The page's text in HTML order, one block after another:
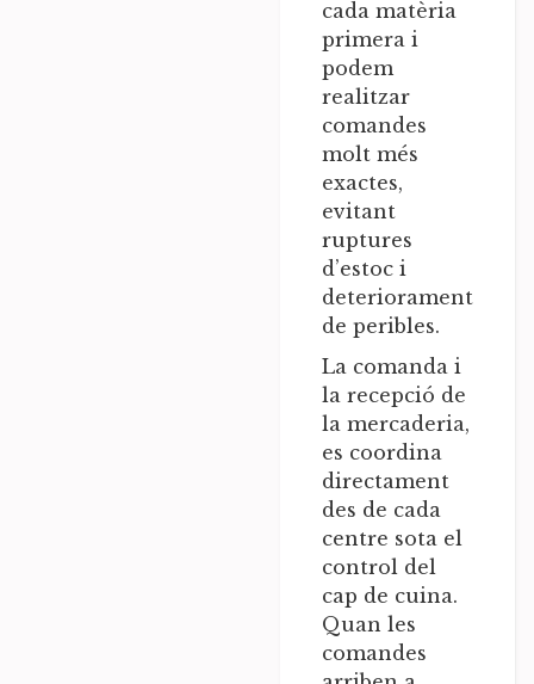
cada matèria
primera i
podem
realitzar
comandes
molt més
exactes,
evitant
ruptures
d’estoc i
deteriorament
de peribles.
La comanda i
la recepció de
la mercaderia,
es coordina
directament
des de cada
centre sota el
control del
cap de cuina.
Quan les
comandes